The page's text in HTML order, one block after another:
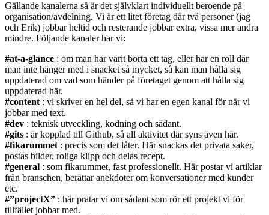
Gällande kanalerna så är det självklart individuellt beroende på
organisation/avdelning. Vi är ett litet företag där två personer (jag
och Erik) jobbar heltid och resterande jobbar extra, vissa mer andra
mindre. Följande kanaler har vi:
#at-a-glance : om man har varit borta ett tag, eller har en roll där
man inte hänger med i snacket så mycket, så kan man hålla sig
uppdaterad om vad som händer på företaget genom att hålla sig
uppdaterad här.
#content : vi skriver en hel del, så vi har en egen kanal för när vi
jobbar med text.
#dev : teknisk utveckling, kodning och sådant.
#gits : är kopplad till Github, så all aktivitet där syns även här.
#fikarummet : precis som det låter. Här snackas det privata saker,
postas bilder, roliga klipp och delas recept.
#general : som fikarummet, fast professionellt. Här postar vi artiklar
från branschen, berättar anekdoter om konversationer med kunder
etc.
#”projectX” : här pratar vi om sådant som rör ett projekt vi för
tillfället jobbar med.